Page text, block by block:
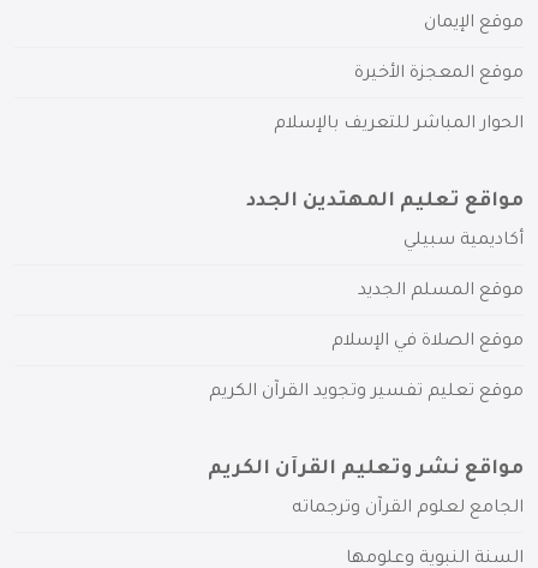
موقع الإيمان
موقع المعجزة الأخيرة
الحوار المباشر للتعريف بالإسلام
مواقع تعليم المهتدين الجدد
أكاديمية سبيلي
موقع المسلم الجديد
موقع الصلاة في الإسلام
موقع تعليم تفسير وتجويد القرآن الكريم
مواقع نشر وتعليم القرآن الكريم
الجامع لعلوم القرآن وترجماته
السنة النبوية وعلومها